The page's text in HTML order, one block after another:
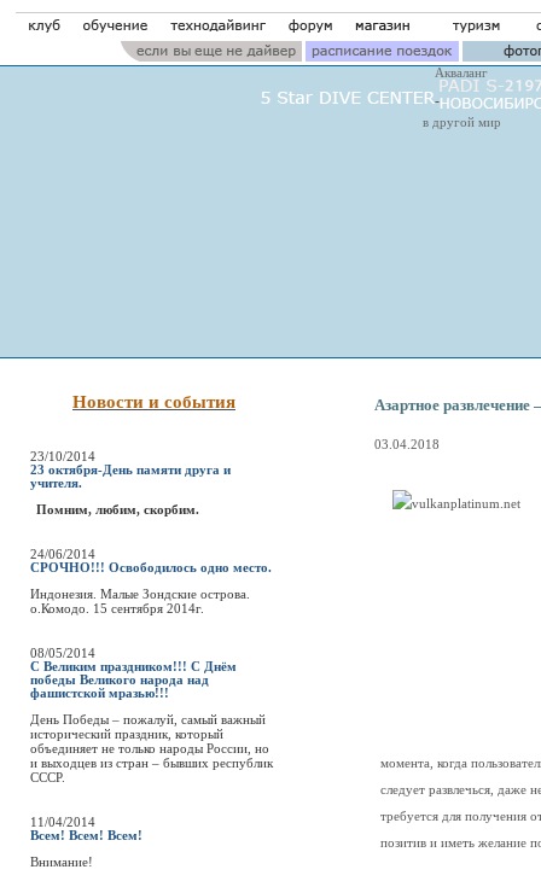
Акваланг
в другой мир
Новости и события
23/10/2014
23 октября-День памяти друга и
учителя.
Помним, любим, скорбим.
24/06/2014
СРОЧНО!!! Освободилось одно место.
Индонезия. Малые Зондские острова.
о.Комодо. 15 сентября 2014г.
08/05/2014
С Великим праздником!!! С Днём
победы Великого народа над
фашистской мразью!!!
День Победы – пожалуй, самый важный
исторический праздник, который
объединяет не только народы России, но
и выходцев из стран – бывших республик
СССР.
11/04/2014
Всем! Всем! Всем!
Внимание!
Азартное
03.04.2018
момента, когда
следует развлечься, даже
требуется для получения
позитив и иметь желание